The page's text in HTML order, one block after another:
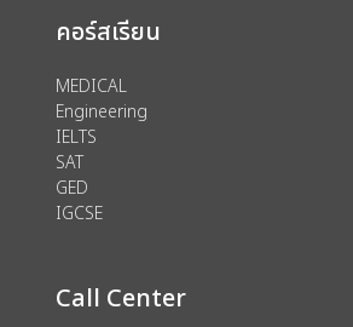
คอร์สเรียน
MEDICAL
Engineering
IELTS
SAT
GED
IGCSE
Call Center